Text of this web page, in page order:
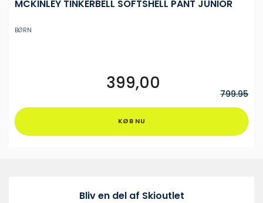
BØRN
MCKINLEY TINKERBELL SOFTSHELL PANT JUNIOR
KØB NU
Dette
vare
har
flere
varesiden
799.95
399,00
Bliv en del af Skioutlet